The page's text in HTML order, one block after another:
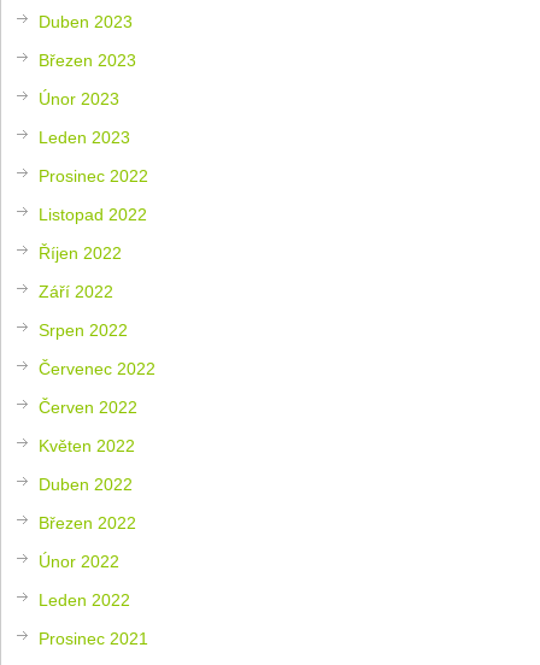
Duben 2023
Březen 2023
Únor 2023
Leden 2023
Prosinec 2022
Listopad 2022
Říjen 2022
Září 2022
Srpen 2022
Červenec 2022
Červen 2022
Květen 2022
Duben 2022
Březen 2022
Únor 2022
Leden 2022
Prosinec 2021